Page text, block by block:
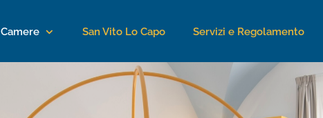
Camere San Vito Lo Capo Servizi e Regolamento